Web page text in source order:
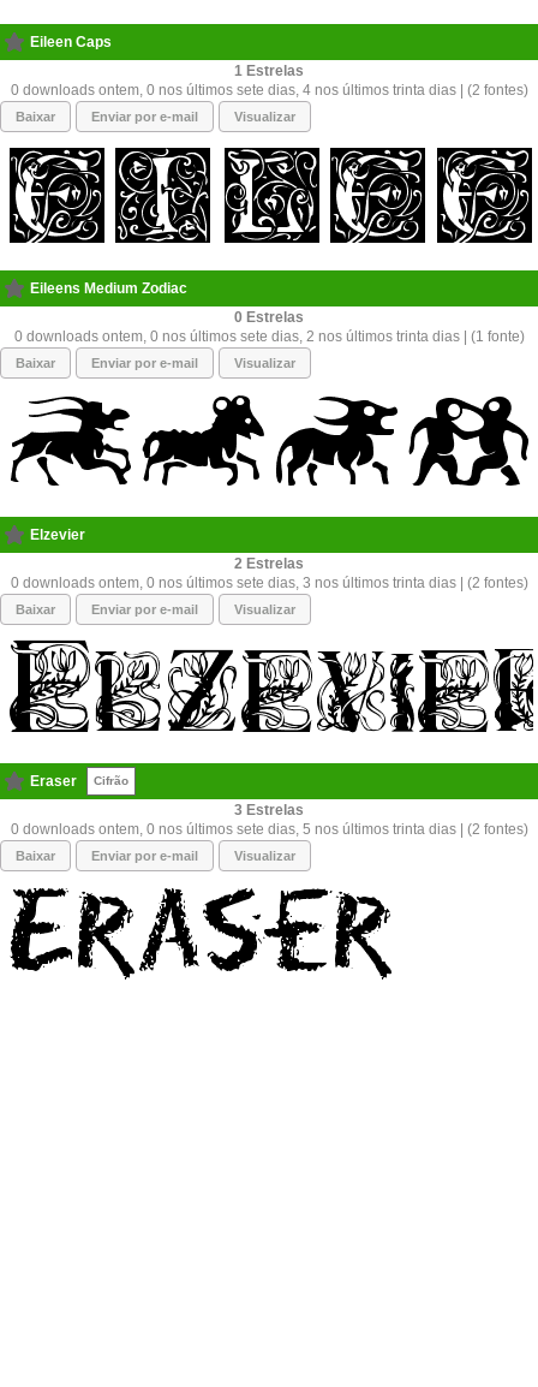
Eileen Caps
1
0 downloads ontem, 0 nos últimos sete dias, 4 nos últimos trinta dias | (2 fontes)
Baixar Enviar por e-mail Visualizar
Eileens Medium Zodiac
0
0 downloads ontem, 0 nos últimos sete dias, 2 nos últimos trinta dias | (1 fonte)
Baixar Enviar por e-mail Visualizar
Elzevier
2
0 downloads ontem, 0 nos últimos sete dias, 3 nos últimos trinta dias | (2 fontes)
Baixar Enviar por e-mail Visualizar
Eraser Cifrão
3
0 downloads ontem, 0 nos últimos sete dias, 5 nos últimos trinta dias | (2 fontes)
Baixar Enviar por e-mail Visualizar